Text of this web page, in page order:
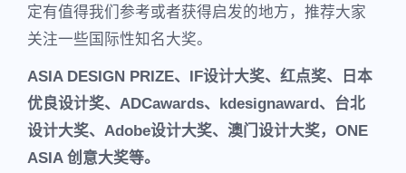
定有值得我们参考或者获得启发的地方，推荐大家
关注一些国际性知名大奖。
ASIA DESIGN PRIZE、IF设计大奖、红点奖、日本
优良设计奖、ADCawards、kdesignaward、台北
设计大奖、Adobe设计大奖、澳门设计大奖，ONE
ASIA 创意大奖等。